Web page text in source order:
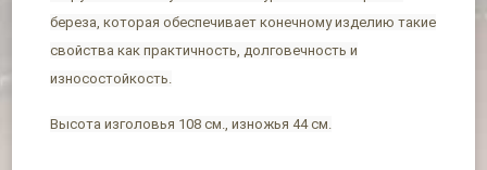
береза, которая обеспечивает конечному изделию такие
свойства как практичность, долговечность и
износостойкость.
Высота изголовья 108 см., изножья 44 см.